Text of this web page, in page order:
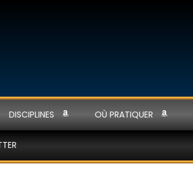
DISCIPLINES OÙ PRATIQUER